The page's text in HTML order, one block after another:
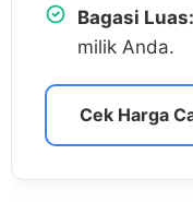
Bagasi Luas:
milik Anda.
Cek Harga